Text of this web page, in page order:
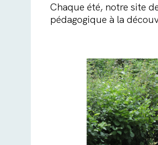
Chaque été, notre site
pédagogique à la